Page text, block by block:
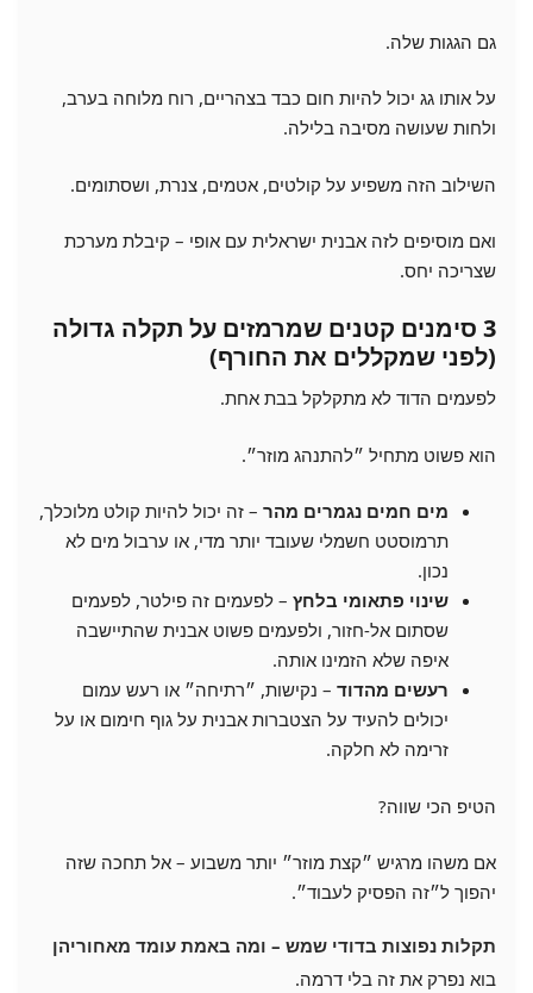
גם הגגות שלה.
על אותו גג יכול להיות חום כבד בצהריים, רוח מלוחה בערב,
ולחות שעושה מסיבה בלילה.
השילוב הזה משפיע על קולטים, אטמים, צנרת, ושסתומים.
ואם מוסיפים לזה אבנית ישראלית עם אופי – קיבלת מערכת
שצריכה יחס.
3 סימנים קטנים שמרמזים על תקלה גדולה
(לפני שמקללים את החורף)
לפעמים הדוד לא מתקלקל בבת אחת.
הוא פשוט מתחיל ״להתנהג מוזר״.
מים חמים נגמרים מהר – זה יכול להיות קולט מלוכלך,
תרמוסטט חשמלי שעובד יותר מדי, או ערבול מים לא
נכון.
שינוי פתאומי בלחץ – לפעמים זה פילטר, לפעמים
שסתום אל-חזור, ולפעמים פשוט אבנית שהתיישבה
איפה שלא הזמינו אותה.
רעשים מהדוד – נקישות, ״רתיחה״ או רעש עמום
יכולים להעיד על הצטברות אבנית על גוף חימום או על
זרימה לא חלקה.
הטיפ הכי שווה?
אם משהו מרגיש ״קצת מוזר״ יותר משבוע – אל תחכה שזה
יהפוך ל״זה הפסיק לעבוד״.
תקלות נפוצות בדודי שמש – ומה באמת עומד מאחוריהן
בוא נפרק את זה בלי דרמה.